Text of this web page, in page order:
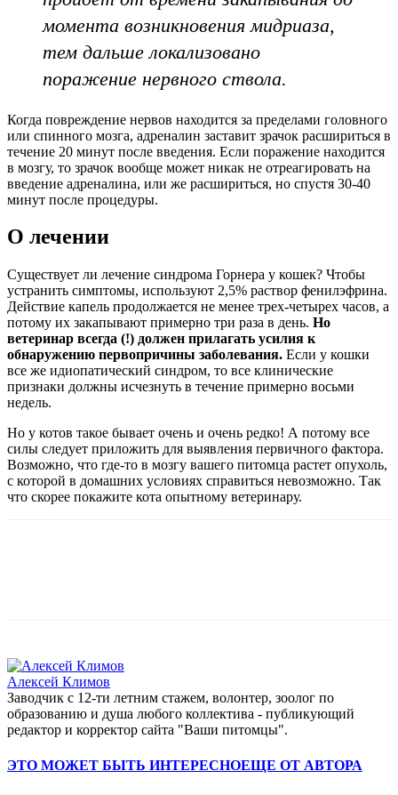
момента возникновения мидриаза,
тем дальше локализовано
поражение нервного ствола.
Когда повреждение нервов находится за пределами головного
или спинного мозга, адреналин заставит зрачок расшириться в
течение 20 минут после введения. Если поражение находится
в мозгу, то зрачок вообще может никак не отреагировать на
введение адреналина, или же расшириться, но спустя 30-40
минут после процедуры.
О лечении
Существует ли лечение синдрома Горнера у кошек? Чтобы
устранить симптомы, используют 2,5% раствор фенилэфрина.
Действие капель продолжается не менее трех-четырех часов, а
потому их закапывают примерно три раза в день. Но
ветеринар всегда (!) должен прилагать усилия к
обнаружению первопричины заболевания. Если у кошки
все же идиопатический синдром, то все клинические
признаки должны исчезнуть в течение примерно восьми
недель.
Но у котов такое бывает очень и очень редко! А потому все
силы следует приложить для выявления первичного фактора.
Возможно, что где-то в мозгу вашего питомца растет опухоль,
с которой в домашних условиях справиться невозможно. Так
что скорее покажите кота опытному ветеринару.
Алексей Климов
Заводчик c 12-ти летним стажем, волонтер, зоолог по
образованию и душа любого коллектива - публикующий
редактор и корректор сайта "Ваши питомцы".
ЭТО МОЖЕТ БЫТЬ ИНТЕРЕСНОЕЩЕ ОТ АВТОРА